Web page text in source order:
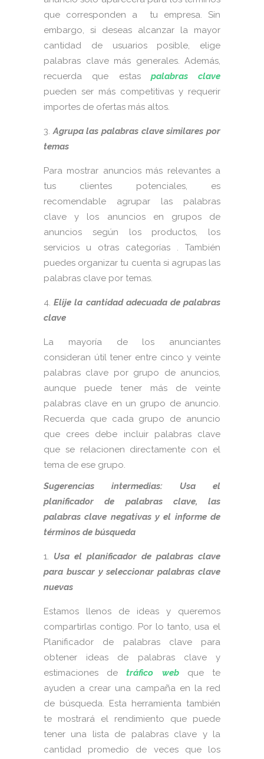
que corresponden a tu empresa. Sin
embargo, si deseas alcanzar la mayor
cantidad de usuarios posible, elige
palabras clave más generales. Además,
recuerda que estas palabras clave
pueden ser más competitivas y requerir
importes de ofertas más altos.
Agrupa las palabras clave similares por
temas
Para mostrar anuncios más relevantes a
tus clientes potenciales, es
recomendable agrupar las palabras
clave y los anuncios en grupos de
anuncios según los productos, los
servicios u otras categorías . También
puedes organizar tu cuenta si agrupas las
palabras clave por temas.
Elije la cantidad adecuada de palabras
clave
La mayoría de los anunciantes
consideran útil tener entre cinco y veinte
palabras clave por grupo de anuncios,
aunque puede tener más de veinte
palabras clave en un grupo de anuncio.
Recuerda que cada grupo de anuncio
que crees debe incluir palabras clave
que se relacionen directamente con el
tema de ese grupo.
Sugerencias intermedias: Usa el
planificador de palabras clave, las
palabras clave negativas y el informe de
términos de búsqueda
Usa el planificador de palabras clave
para buscar y seleccionar palabras clave
nuevas
Estamos llenos de ideas y queremos
compartirlas contigo. Por lo tanto, usa el
Planificador de palabras clave para
obtener ideas de palabras clave y
estimaciones detráfico webque te
ayuden a crear una campaña en la red
de búsqueda. Esta herramienta también
te mostrará el rendimiento que puede
tener una lista de palabras clave y la
cantidad promedio de veces que los